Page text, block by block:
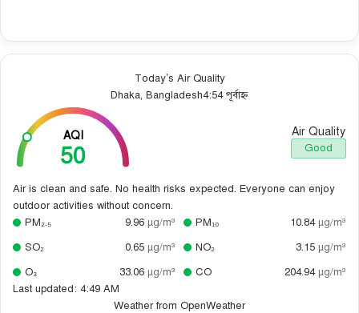
Today’s Air Quality
Dhaka, Bangladesh4:54 পূর্বাহ্ন
AQI
50
Air Quality
Good
Air is clean and safe. No health risks expected. Everyone can enjoy
outdoor activities without concern.
PM₂.₅
9.96 µg/m³ PM₁₀ 10.84 µg/m³
SO₂
0.65 µg/m³ NO₂ 3.15 µg/m³
O₃
33.06 µg/m³ CO 204.94 µg/m³
Last updated: 4:49 AM
Weather from OpenWeather